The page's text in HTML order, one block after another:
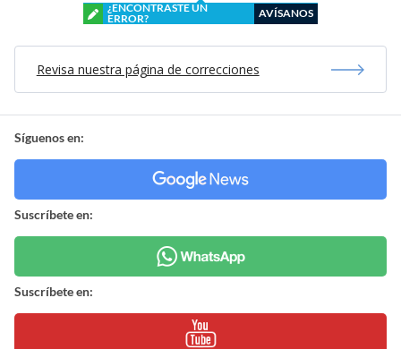
¿ENCONTRASTE UN
ERROR?
AVÍSANOS
Revisa nuestra página de correcciones
Síguenos en:
Suscríbete en:
Suscríbete en: